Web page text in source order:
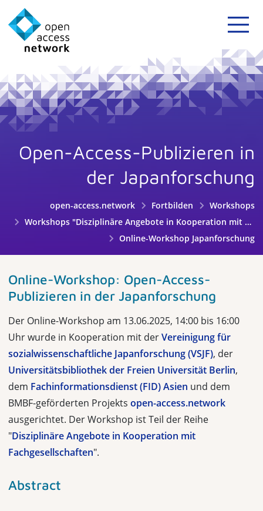
Open-Access-Publizieren in
der Japanforschung
open-access.network Fortbilden
Workshops
Workshops "Disziplinäre Angebote in Kooperation mit Fachgesellschaften"
Online-Workshop Japanforschung
Online-Workshop: Open-Access-
Publizieren in der Japanforschung
Der Online-Workshop am 13.06.2025, 14:00 bis 16:00
Uhr wurde in Kooperation mit derVereinigung für
sozialwissenschaftliche Japanforschung (VSJF), der
Universitätsbibliothek der Freien Universität Berlin,
dem Fachinformationsdienst (FID) Asien und dem
BMBF-geförderten Projekts open-access.network
ausgerichtet. Der Workshop ist Teil der Reihe
"Disziplinäre Angebote in Kooperation mit
Fachgesellschaften".
Abstract